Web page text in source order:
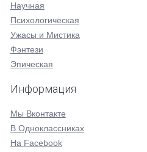
Научная
Психологическая
Ужасы и Мистика
Фэнтези
Эпическая
Информация
Мы Вконтакте
В Одноклассниках
На Facebook